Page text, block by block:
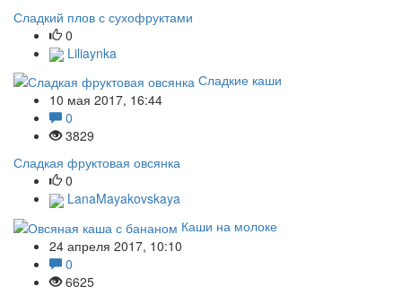
Сладкий плов с сухофруктами
0
Liliaynka
Сладкие каши
10 мая 2017, 16:44
0
3829
Сладкая фруктовая овсянка
0
LanaMayakovskaya
Каши на молоке
24 апреля 2017, 10:10
0
6625